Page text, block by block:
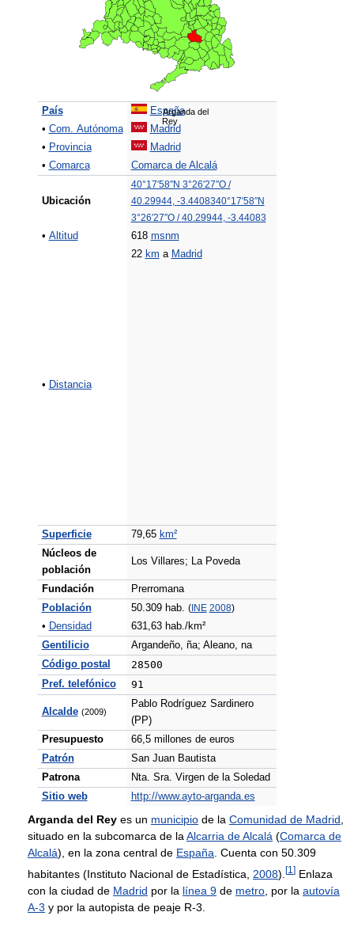
Arganda del
Rey
País
España
• Com. Autónoma
Madrid
• Provincia
Madrid
• Comarca Comarca de Alcalá
Ubicación
40°17′58″N 3°26′27″O/
40.29944, -3.4408340°17′58″N
3°26′27″O/40.29944, -3.44083
• Altitud 618 msnm
• Distancia
22 km a Madrid
Superficie 79,65 km²
Núcleos de
población
Los Villares; La Poveda
Fundación
Prerromana
Población
50.309 hab. (INE 2008)
• Densidad
631,63 hab./km²
Gentilicio
Argandeño, ña; Aleano, na
Código postal
28500
Pref. telefónico 91
Alcalde (2009)
Pablo Rodríguez Sardinero
(PP)
Presupuesto
66,5 millones de euros
Patrón
San Juan Bautista
Patrona
Nta. Sra. Virgen de la Soledad
Sitio web
http://www.ayto-arganda.es
Arganda del Rey es un municipio de la Comunidad de Madrid
situado en la subcomarca de la Alcarria de Alcalá (Comarca de
Alcalá), en la zona central de España . Cuenta con 50.309
habitantes (Instituto Nacional de Estadística, 2008). [1 ] Enlaza
con la ciudad de Madrid por la línea 9 de metro , por la autovía
A-3 y por la autopista de peaje R-3.